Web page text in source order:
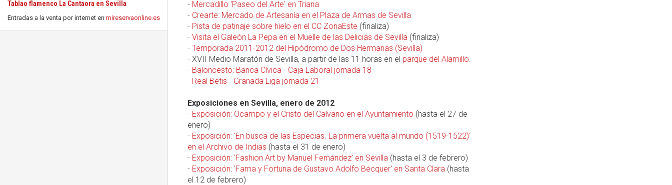
Tablao flamenco La Cantaora en Sevilla
Entradas a la venta por internet en mireservaonline.es
- Mercadillo 'Paseo del Arte' en Triana
- Crearte: Mercado de Artesanía en el Plaza de Armas de Sevilla
- Pista de patinaje sobre hielo en el CC ZonaEste (finaliza)
- Visita el Galeón La Pepa en el Muelle de las Delicias de Sevilla (finaliza)
- Temporada 2011-2012 del Hipódromo de Dos Hermanas (Sevilla)
- XVII Medio Maratón de Sevilla, a partir de las 11 horas en el parque del Alamillo.
- Baloncesto: Banca Cívica - Caja Laboral jornada 18
- Real Betis - Granada Liga jornada 21
Exposiciones en Sevilla, enero de 2012
- Exposición: Ocampo y el Cristo del Calvario en el Ayuntamiento (hasta el 27 de
enero)
- Exposición: 'En busca de las Especias. La primera vuelta al mundo (1519-1522)'
en el Archivo de Indias (hasta el 31 de enero)
- Exposición: 'Fashion Art by Manuel Fernández' en Sevilla (hasta el 3 de febrero)
- Exposición: 'Fama y Fortuna de Gustavo Adolfo Bécquer' en Santa Clara (hasta
el 12 de febrero)